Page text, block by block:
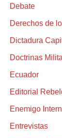
Debate
Derechos de
Dictadura
Doctrinas
Ecuador
Editorial
Enemigo
Entrevistas